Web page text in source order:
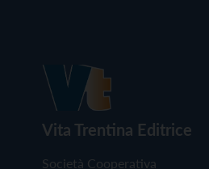
Vita Trentina Editrice
Società Cooperativa